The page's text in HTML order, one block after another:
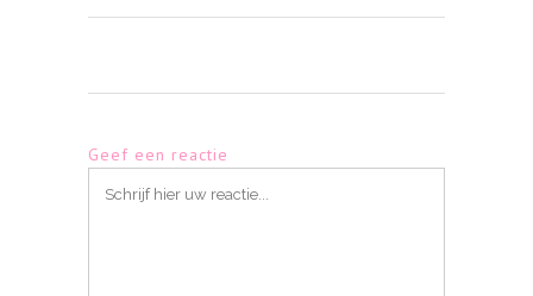
Geef een reactie